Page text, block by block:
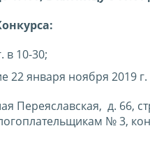
в 10-30;
22 января ноября 2019
Переяславская, д.
№ 3,